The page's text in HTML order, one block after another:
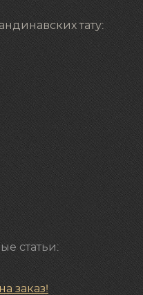
тату:
статьи:
заказ!